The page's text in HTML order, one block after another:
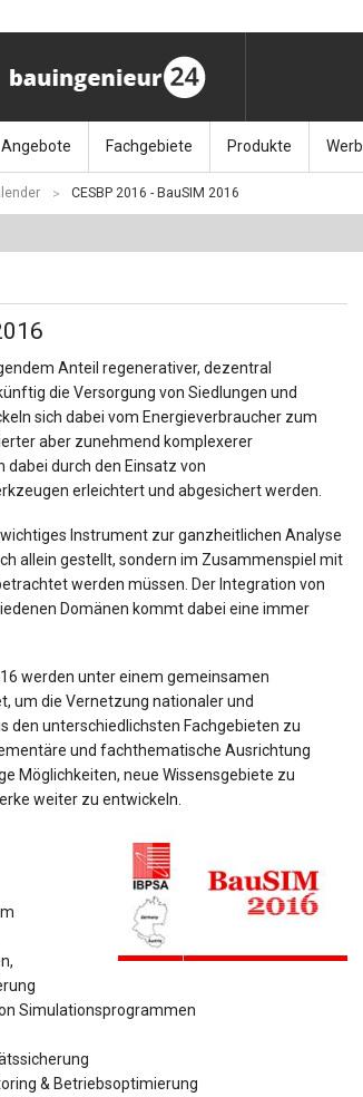
(11.9.26)
(10.–11.11.26)
(26.11.26)
Angebote
Stellenmarkt
Sonderdrucke
Kalender-Preisreduzierung
Fachgebiete
Architektur
Bauausführung
Bauen im Bestand
Bauphysik
Bautechnikgeschichte
Betonbau
E&S Zeitlos
Produkte
Bücher
Kalender /
Zeitschriften
Artikeldatenbank /
CESBP 2016 - BauSIM 2016
Anteil regenerativer, dezentral
die Versorgung von Siedlungen und
sich dabei vom Energieverbraucher zum
aber zunehmend komplexerer
durch den Einsatz von
erleichtert und abgesichert werden.
Instrument zur ganzheitlichen Analyse
allein gestellt, sondern im Zusammenspiel mit
werden müssen. Der Integration von
Domänen kommt dabei eine immer
werden unter einem gemeinsamen
um die Vernetzung nationaler und
den unterschiedlichsten Fachgebieten zu
und fachthematische Ausrichtung
Möglichkeiten, neue Wissensgebiete zu
weiter zu entwickeln.
Simulationsprogrammen
& Betriebsoptimierung